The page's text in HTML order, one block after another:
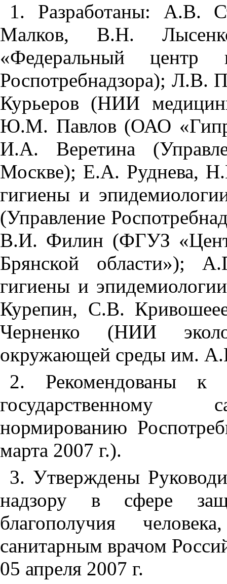
1. Разработаны: А.В.
Малков, В.Н.
«Федеральный центр
Роспотребнадзора);
Курьеров (НИИ
Ю.М. Павлов (ОАО
И.А. Веретина
Москве); Е.А. Руднева,
гигиены и
(Управление
В.И. Филин (ФГУЗ
Брянской области»);
гигиены и
Курепин, С.В.
Черненко (НИИ
окружающей среды им.
2. Рекомендованы к
государственному
нормированию
марта 2007 г.).
3. Утверждены
надзору в сфере
благополучия
санитарным врачом
05 апреля 2007 г.